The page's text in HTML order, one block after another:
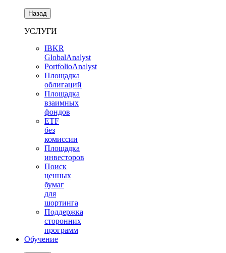
Назад
УСЛУГИ
IBKR
GlobalAnalyst
PortfolioAnalyst
Площадка
облигаций
Площадка
взаимных
фондов
ETF
без
комиссии
Площадка
инвесторов
Поиск
ценных
бумаг
для
шортинга
Поддержка
сторонних
программ
Обучение